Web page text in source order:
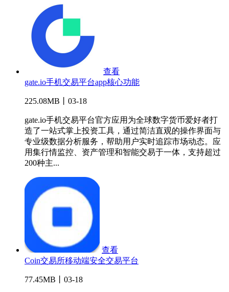
查看
gate.io手机交易平台app核心功能
225.08MB丨03-18
gate.io手机交易平台官方应用为全球数字货币爱好者打
造了一站式掌上投资工具，通过简洁直观的操作界面与
专业级数据分析服务，帮助用户实时追踪市场动态。应
用集行情监控、资产管理和智能交易于一体，支持超过
200种主...
查看
Coin交易所移动端安全交易平台
77.45MB丨03-18